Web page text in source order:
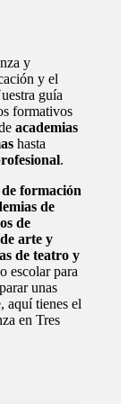
y
y el
guía
formativos
academias
hasta
.
formación
de
de
arte y
de teatro y
escolar para
unas
aquí tienes el
en Tres